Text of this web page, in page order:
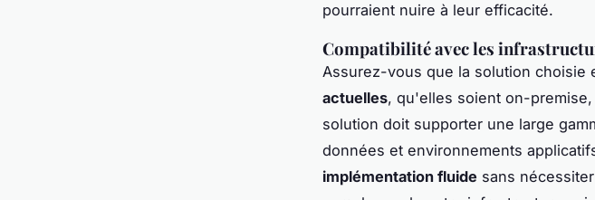
pourraient nuire à leur efficacité.
Compatibilité avec les
Assurez-vous que la solution choisie
actuelles, qu'elles soient on-
solution doit supporter une large
données et environnements
implémentation fluide sans